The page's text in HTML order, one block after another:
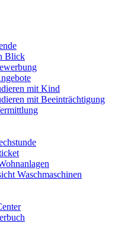
Blick
mit Kind
mit Beeinträchtigung
Waschmaschinen